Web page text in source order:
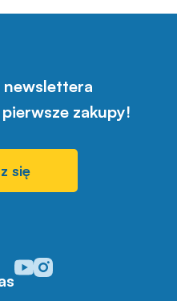
newslettera
zakupy!
się
Odwiedź nasz profil w
Odwiedź nasz profil w